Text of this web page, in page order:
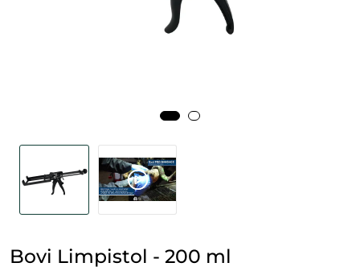
Bovi Limpistol - 200 ml
Tilbudsvarer
Vetnordic
Gammalt nytt